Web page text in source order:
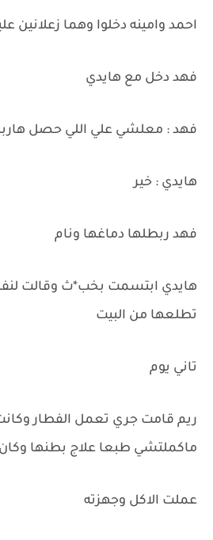
احمد وامينه دخلوا وهما زعلانين
فهد دخل مع هايدي
فهد : معلشي علي اللي حصل
هايدي : خير
فهد ربطلها دماغها ونام
هايدي ابتسمت بخب*ث وقالت
تطلعها من البيت
تاني يوم
ريم قامت جري تعمل الفطار
ماكملتشي طبعا علاج بطنها وكان
عملت الاكل وجهزته